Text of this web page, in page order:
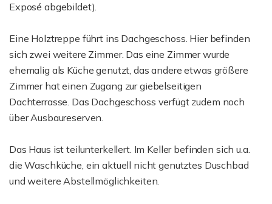
Exposé abgebildet).
Eine Holztreppe führt ins Dachgeschoss. Hier befinden
sich zwei weitere Zimmer. Das eine Zimmer wurde
ehemalig als Küche genutzt, das andere etwas größere
Zimmer hat einen Zugang zur giebelseitigen
Dachterrasse. Das Dachgeschoss verfügt zudem noch
über Ausbaureserven.
Das Haus ist teilunterkellert. Im Keller befinden sich u.a.
die Waschküche, ein aktuell nicht genutztes Duschbad
und weitere Abstellmöglichkeiten.